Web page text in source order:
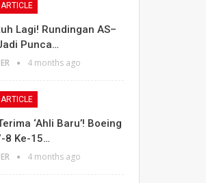
ARTICLE
Lagi! Rundingan AS–
Punca…
4 months ago
ARTICLE
‘Ahli Baru’! Boeing
8 Ke-15…
4 months ago